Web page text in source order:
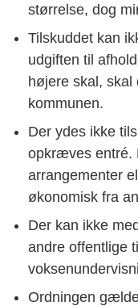
størrelse, dog
Tilskuddet kan
udgiften til
højere skal, skal
kommunen.
Der ydes ikke
opkræves entré.
arrangementer
økonomisk fra
Der kan ikke
andre offentlige
Ordningen